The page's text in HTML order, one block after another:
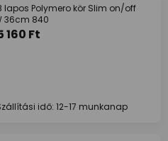
lapos Polymero kör Slim on/off
36cm 840
160 Ft
idő: 12-17 munkanap